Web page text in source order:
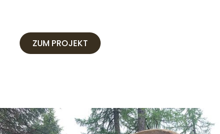
ZUM PROJEKT